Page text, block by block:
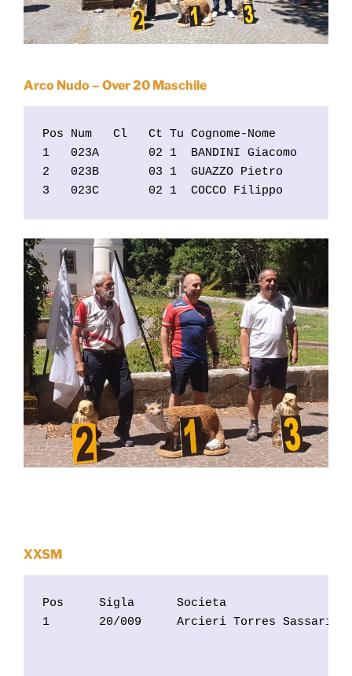
Arco Nudo – Over 20 Maschile
Pos Num   Cl   Ct Tu Cognome-
1   023A       02 1  BANDINI Giacomo
2   023B       03 1  GUAZZO Pietro
3   023C       02 1  COCCO Filippo
XXSM
Pos     Sigla      Societa
1       20/009     Arcieri Torres Sassari